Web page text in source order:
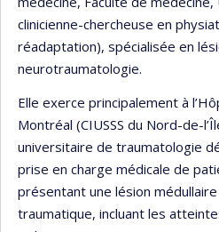
clinicienne-chercheuse en
réadaptation), spécialisée en
neurotraumatologie.
Elle exerce principalement à
Montréal (CIUSSS du Nord-de-
universitaire de traumatologie
prise en charge médicale de
présentant une lésion
traumatique, incluant les